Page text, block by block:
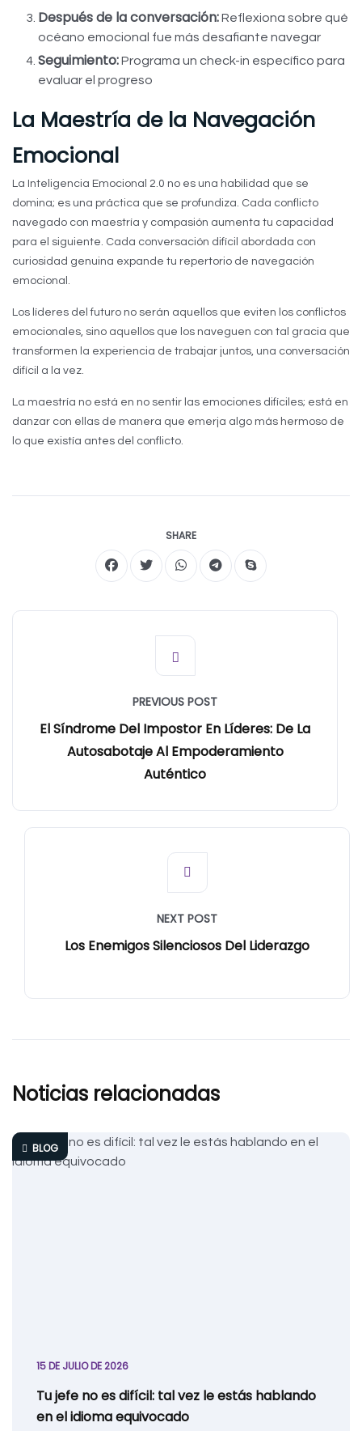
Después de la conversación:Reflexiona sobre qué
océano emocional fue más desafiante navegar
Seguimiento:Programa un check-in específico para
evaluar el progreso
La Maestría de la Navegación
Emocional
La Inteligencia Emocional 2.0 no es una habilidad que se
domina; es una práctica que se profundiza. Cada conflicto
navegado con maestría y compasión aumenta tu capacidad
para el siguiente. Cada conversación difícil abordada con
curiosidad genuina expande tu repertorio de navegación
emocional.
Los líderes del futuro no serán aquellos que eviten los conflictos
emocionales, sino aquellos que los naveguen con tal gracia que
transformen la experiencia de trabajar juntos, una conversación
difícil a la vez.
La maestría no está en no sentir las emociones difíciles; está en
danzar con ellas de manera que emerja algo más hermoso de
lo que existía antes del conflicto.
SHARE
PREVIOUS POST
El Síndrome Del Impostor En Líderes: De La
Autosabotaje Al Empoderamiento
Auténtico
NEXT POST
Los Enemigos Silenciosos Del Liderazgo
Noticias relacionadas
BLOG
15 DE JULIO DE 2026
Tu jefe no es difícil: tal vez le estás hablando
en el idioma equivocado